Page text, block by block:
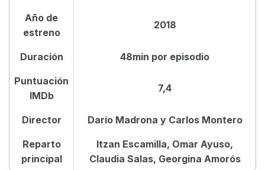
Crítica de Élite
Año de
estreno
2018
Duración 48min por episodio
Puntuación
IMDb
7,4
Director Darío Madrona y Carlos Montero
Reparto
principal
Itzan Escamilla, Omar Ayuso,
Claudia Salas, Georgina Amorós